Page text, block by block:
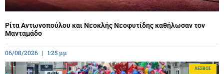
Ρίτα Αντωνοπούλου και Νεοκλής Νεοφυτίδης καθήλωσαν τον
Μανταμάδο
06/08/2026 1:25 μμ
ΛΈΣΒΟΣ